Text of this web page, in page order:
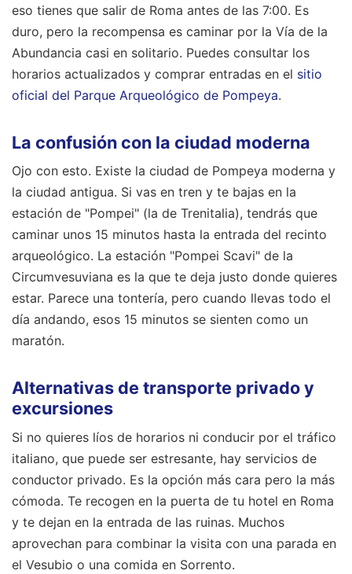
eso tienes que salir de Roma antes de las 7:00. Es
duro, pero la recompensa es caminar por la Vía de la
Abundancia casi en solitario. Puedes consultar los
horarios actualizados y comprar entradas en el sitio
oficial del Parque Arqueológico de Pompeya.
La confusión con la ciudad moderna
Ojo con esto. Existe la ciudad de Pompeya moderna y
la ciudad antigua. Si vas en tren y te bajas en la
estación de "Pompei" (la de Trenitalia), tendrás que
caminar unos 15 minutos hasta la entrada del recinto
arqueológico. La estación "Pompei Scavi" de la
Circumvesuviana es la que te deja justo donde quieres
estar. Parece una tontería, pero cuando llevas todo el
día andando, esos 15 minutos se sienten como un
maratón.
Alternativas de transporte privado y
excursiones
Si no quieres líos de horarios ni conducir por el tráfico
italiano, que puede ser estresante, hay servicios de
conductor privado. Es la opción más cara pero la más
cómoda. Te recogen en la puerta de tu hotel en Roma
y te dejan en la entrada de las ruinas. Muchos
aprovechan para combinar la visita con una parada en
el Vesubio o una comida en Sorrento.